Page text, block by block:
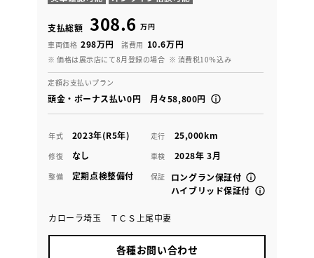
支払総額 308.6 万円
車両価格 298万円 諸費用 10.6万円
※ 価格は展示店にて8月登録の場合 ※ 消費税10％込み
定額お支払いプラン
頭金・ボーナス払い0円 月々58,800円
年式 2023年(R5年) 走行 25,000km
修復 なし 車検 2028年 3月
整備 定期点検整備付 保証
ロングラン保証付
ハイブリッド保証付
カローラ埼玉 ＴＣＳ上尾中妻
各種お問い合わせ